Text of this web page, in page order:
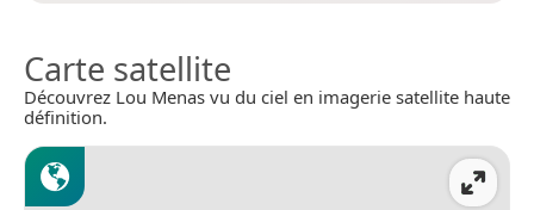
Carte satellite
Découvrez Lou Menas vu du ciel en imagerie satellite haute
définition.